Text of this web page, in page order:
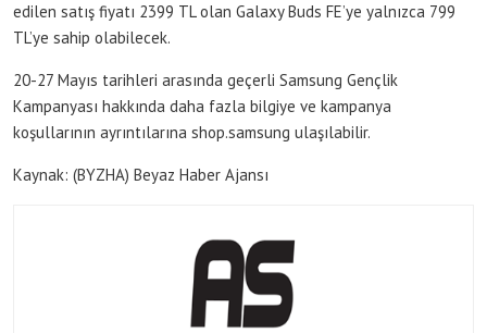
edilen satış fiyatı 2399 TL olan Galaxy Buds FE’ye yalnızca 799
TL’ye sahip olabilecek.
20-27 Mayıs tarihleri arasında geçerli Samsung Gençlik
Kampanyası hakkında daha fazla bilgiye ve kampanya
koşullarının ayrıntılarına shop.samsung ulaşılabilir.
Kaynak: (BYZHA) Beyaz Haber Ajansı